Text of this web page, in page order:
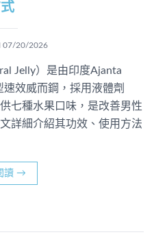
07/20/2026
Jelly）是由印度Ajanta
速效威而鋼，採用液體劑
七種水果口味，是改善男性
詳細介紹其功效、使用方法
讀 →